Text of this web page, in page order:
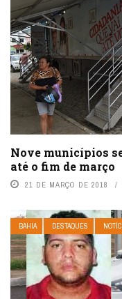
Nove municípios
até o fim de março
21 DE MARÇO DE 2018
BAHIA DESTAQUES